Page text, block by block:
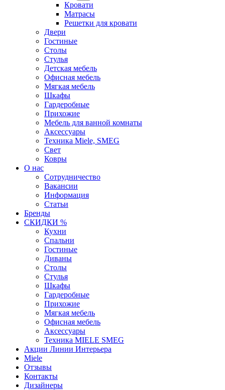
Кровати
Матрасы
Решетки для кровати
Двери
Гостиные
Столы
Стулья
Детская мебель
Офисная мебель
Мягкая мебель
Шкафы
Гардеробные
Прихожие
Мебель для ванной комнаты
Аксессуары
Техника Miele, SMEG
Свет
Ковры
О нас
Сотрудничество
Вакансии
Информация
Статьи
Бренды
СКИДКИ %
Кухни
Спальни
Гостиные
Диваны
Столы
Стулья
Шкафы
Гардеробные
Прихожие
Мягкая мебель
Офисная мебель
Аксессуары
Техника MIELE SMEG
Акции Линии Интерьера
Miele
Отзывы
Контакты
Дизайнеры